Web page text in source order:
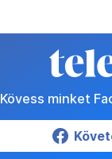
Kövess minket